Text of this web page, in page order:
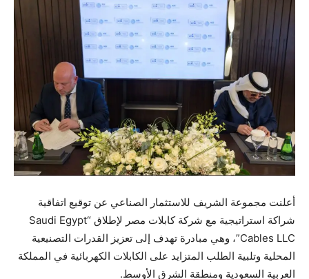
أعلنت مجموعة الشريف للاستثمار الصناعي عن توقيع اتفاقية
شراكة استراتيجية مع شركة كابلات مصر لإطلاق “Saudi Egypt
Cables LLC”، وهي مبادرة تهدف إلى تعزيز القدرات التصنيعية
المحلية وتلبية الطلب المتزايد على الكابلات الكهربائية في المملكة
العربية السعودية ومنطقة الشرق الأوسط.